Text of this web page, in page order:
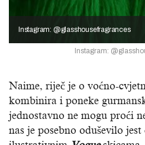
Instagram:
Instagram: @glasshousefragrances
Naime, riječ je o voćno-
kombinira i poneke
jednostavno ne mogu proći
nas je posebno oduševilo